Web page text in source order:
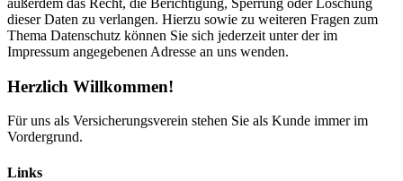
dieser Daten zu verlangen. Hierzu sowie zu weiteren Fragen zum
Thema Datenschutz können Sie sich jederzeit unter der im
Impressum angegebenen Adresse an uns wenden.
Herzlich Willkommen!
Für uns als Versicherungsverein stehen Sie als Kunde immer im
Vordergrund.
Links